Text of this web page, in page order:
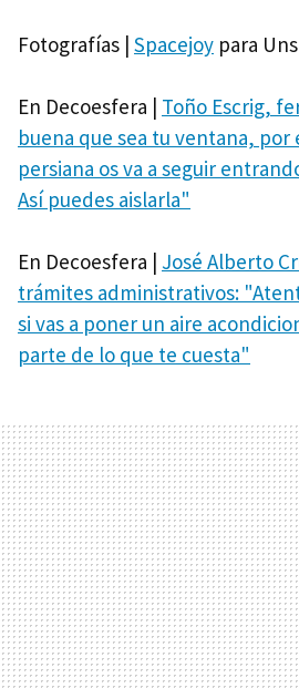
Fotografías | Spacejoy para
En Decoesfera | Toño Escrig,
buena que sea tu ventana, por
persiana os va a seguir
Así puedes aislarla"
En Decoesfera | José Alberto
trámites administrativos:
si vas a poner un aire
parte de lo que te cuesta"